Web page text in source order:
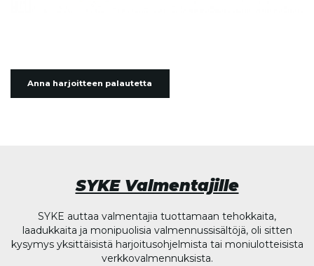
Anna harjoitteen palautetta
SYKE Valmentajille
SYKE auttaa valmentajia tuottamaan tehokkaita,
laadukkaita ja monipuolisia valmennussisältöjä, oli sitten
kysymys yksittäisistä harjoitusohjelmista tai moniulotteisista
verkkovalmennuksista.